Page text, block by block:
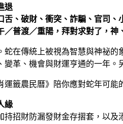
退
破財、衝突、詐騙、官司、
普渡／重陽，拜對求對了，神
蛇在傳統上被視為智慧與神祕
革、機會與財運亨通的一年
籤農民曆》陪你應對蛇年可
緣
招財防漏發財金存摺套，以